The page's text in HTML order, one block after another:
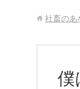
社畜のあ
僕